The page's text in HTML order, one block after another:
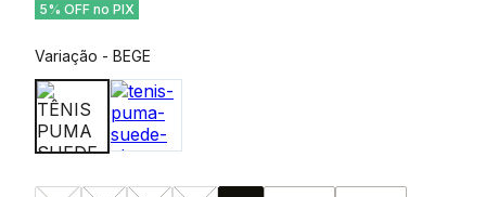
5% OFF no PIX
Variação - BEGE